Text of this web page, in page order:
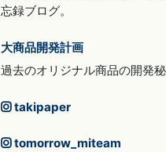
忘録ブログ。
大商品開発計画
過去のオリジナル商品の開発秘
takipaper
tomorrow_miteam